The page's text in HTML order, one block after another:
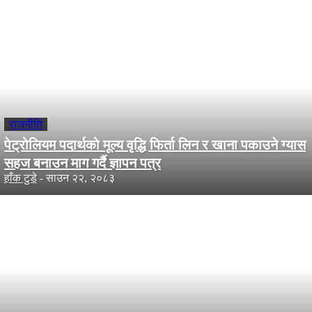
राजनीति
पेट्रोलियम पदार्थको मूल्य वृद्धि फिर्ता लिन र खाना पकाउने ग्यास
सहज बनाउन माग गर्दै ज्ञापन पत्र
हाँक टुडे - साउन २२, २०८३